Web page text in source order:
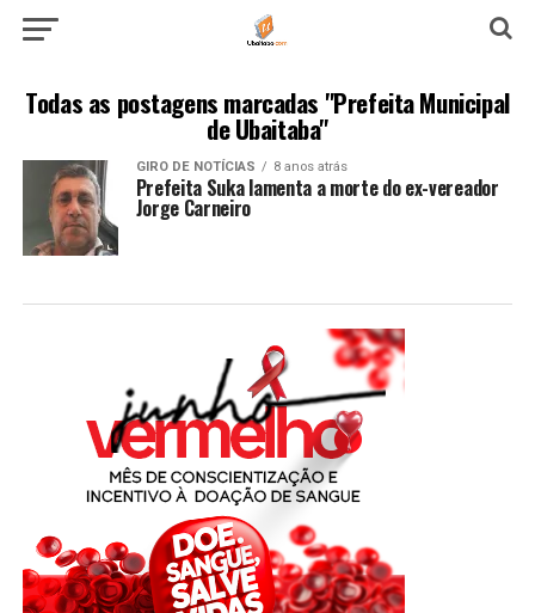
Todas as postagens marcadas "Prefeita Municipal
de Ubaitaba"
GIRO DE NOTÍCIAS 8 anos atrás
Prefeita Suka lamenta a morte do ex-vereador
Jorge Carneiro